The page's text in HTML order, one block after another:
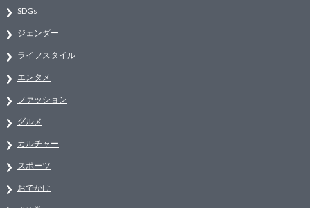
SDGs
ジェンダー
ライフスタイル
エンタメ
ファッション
グルメ
カルチャー
スポーツ
おでかけ